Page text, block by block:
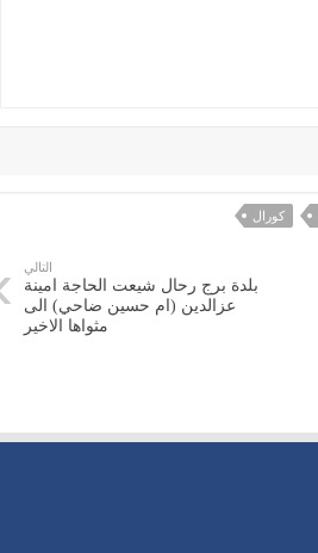
كورال
التالي
بلدة برج رحال شيعت الحاجة امينة
عزالدين (ام حسين ضاحي) الى
مثواها الاخير